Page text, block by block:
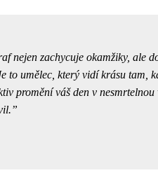
nejen zachycuje okamžiky, ale
to umělec, který vidí krásu tam,
promění váš den v